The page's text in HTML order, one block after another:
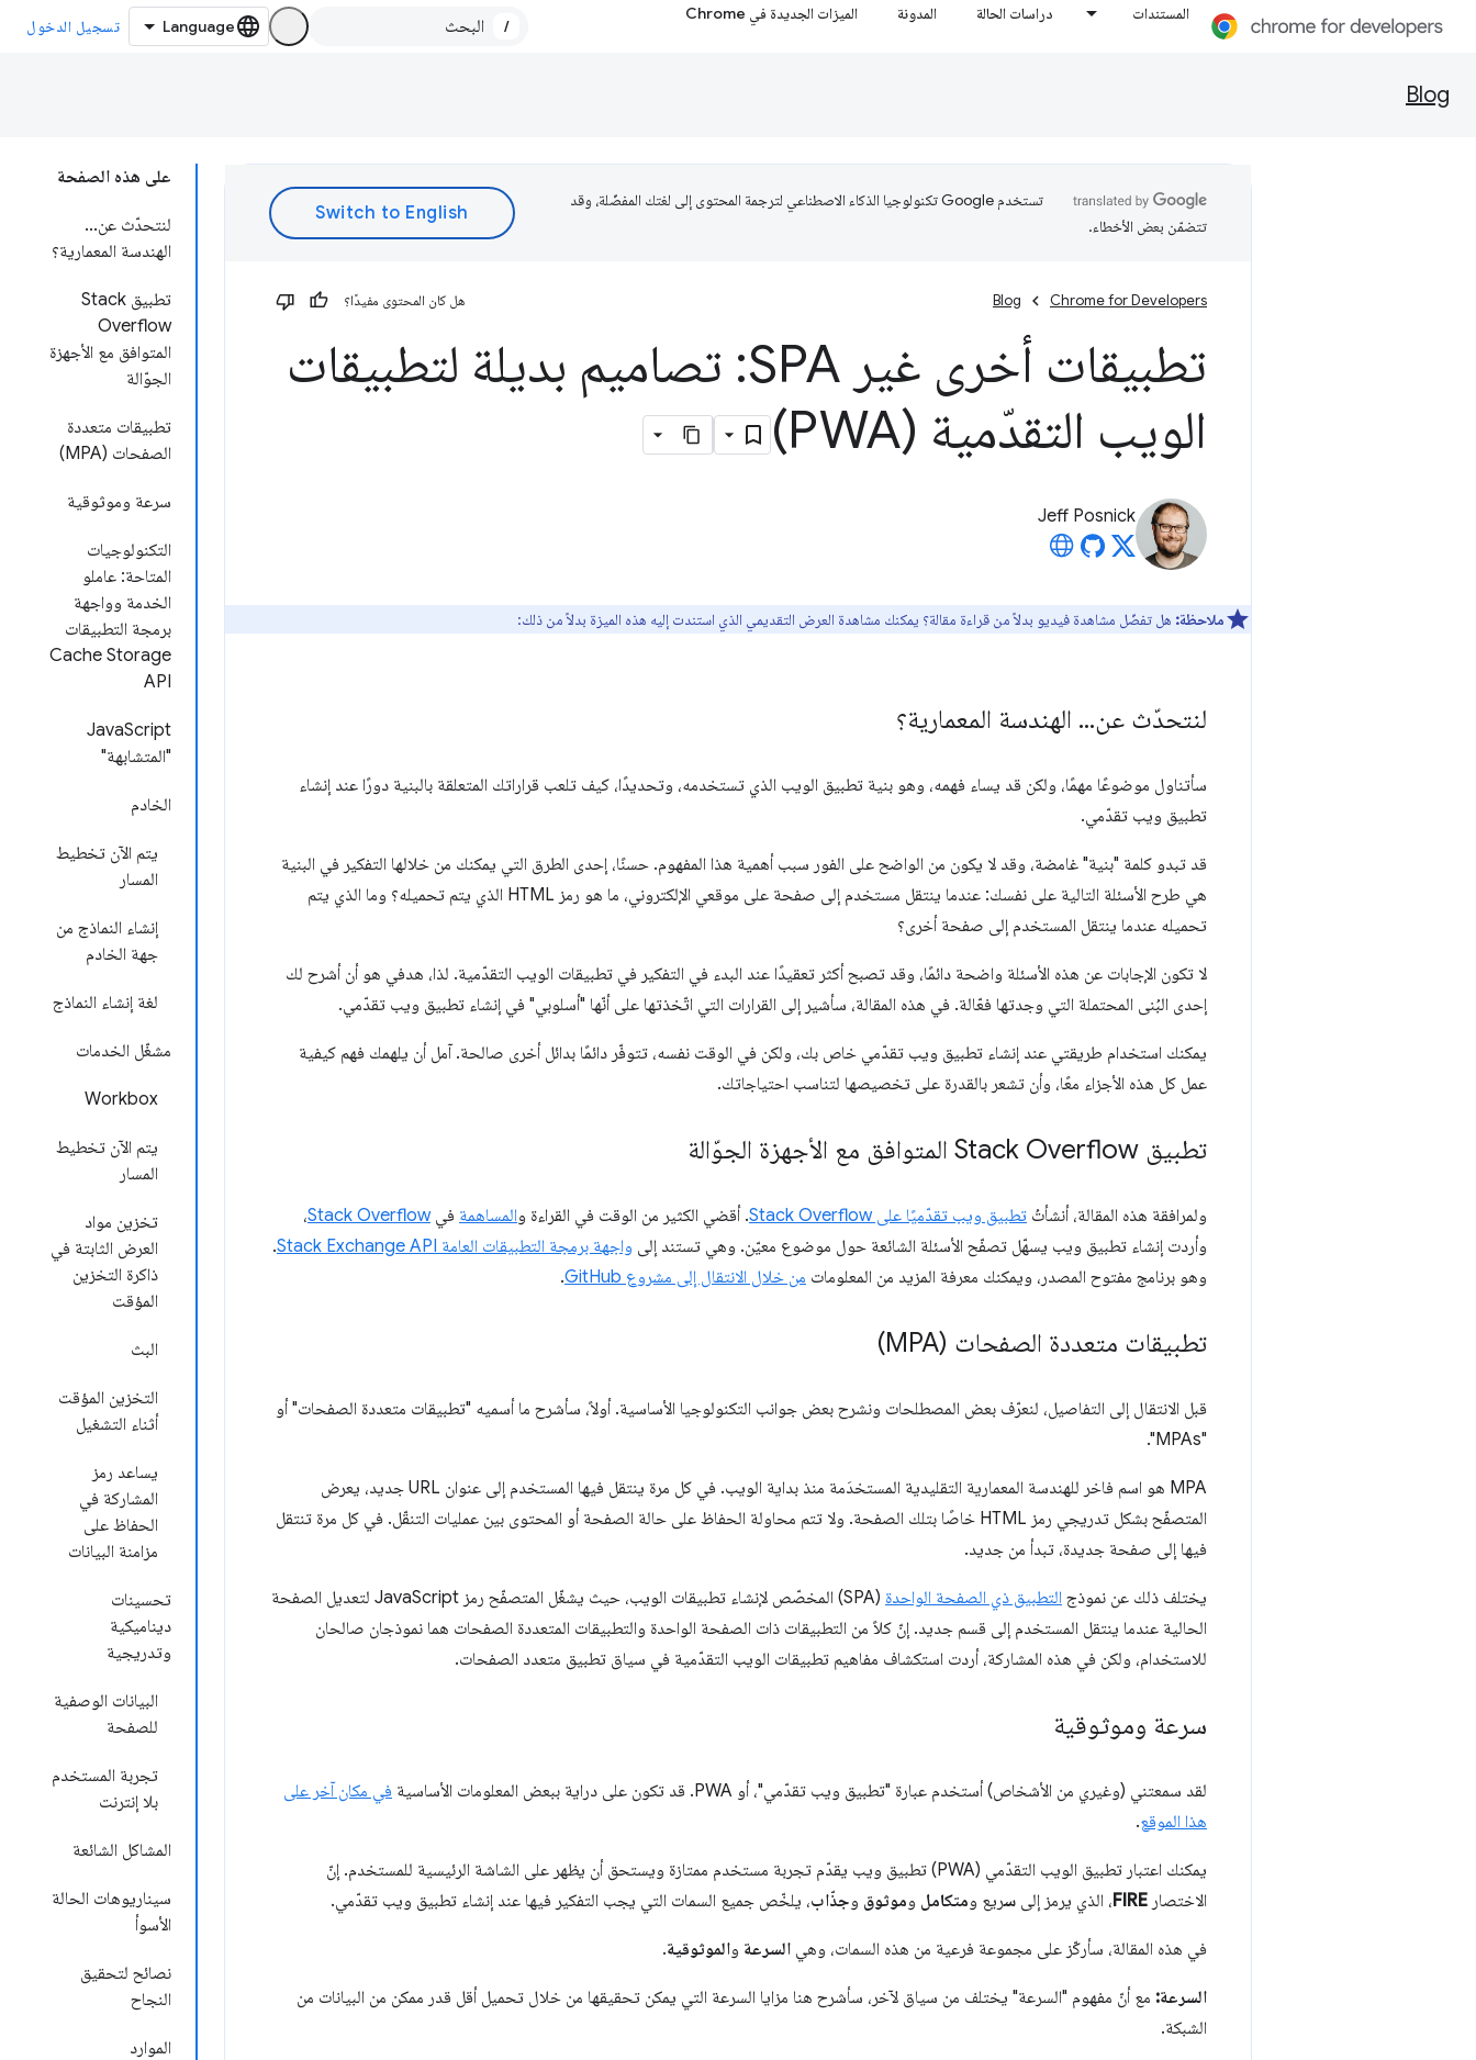
المستندات دراسات الحالة المدونة الميزات الجديدة في Chrome
/ تسجيل الدخول
Blog
على هذه الصفحة
لنتحدّث عن...
الهندسة المعمارية؟
تطبيق Stack
Overflow
المتوافق مع الأجهزة
الجوّالة
تطبيقات متعددة
الصفحات (MPA)
سرعة وموثوقية
التكنولوجيات
المتاحة: عاملو
الخدمة وواجهة
برمجة التطبيقات
Cache Storage
API
JavaScript
"المتشابهة"
الخادم
يتم الآن تخطيط
المسار
إنشاء النماذج من
جهة الخادم
لغة إنشاء النماذج
مشغّل الخدمات
Workbox
يتم الآن تخطيط
المسار
تخزين مواد
العرض الثابتة في
ذاكرة التخزين
المؤقت
البث
التخزين المؤقت
أثناء التشغيل
يساعد رمز
المشاركة في
الحفاظ على
مزامنة البيانات
تحسينات
ديناميكية
وتدريجية
البيانات الوصفية
للصفحة
تجربة المستخدم
بلا إنترنت
المشاكل الشائعة
سيناريوهات الحالة
الأسوأ
نصائح لتحقيق
النجاح
الموارد
تستخدم Google تكنولوجيا الذكاء الاصطناعي لترجمة المحتوى إلى لغتك المفضّلة، وقد
تتضمّن بعض الأخطاء.
Chrome for Developers
Blog هل كان المحتوى مفيدًا؟
تطبيقات أخرى غير SPA: تصاميم بديلة لتطبيقات
الويب التقدّمية (PWA)
Jeff Posnick
ملاحظة: هل تفضّل مشاهدة فيديو بدلاً من قراءة مقالة؟ يمكنك مشاهدة العرض التقديمي الذي استندت إليه هذه الميزة بدلاً من ذلك:
لنتحدّث عن.
.
. الهندسة المعمارية؟
سأتناول موضوعًا مهمًا، ولكن قد يساء فهمه، وهو بنية تطبيق الويب الذي تستخدمه، وتحديدًا، كيف تلعب قراراتك المتعلقة بالبنية دورًا عند إنشاء
تطبيق ويب تقدّمي.
قد تبدو كلمة "بنية" غامضة، وقد لا يكون من الواضح على الفور سبب أهمية هذا المفهوم. حسنًا، إحدى الطرق التي يمكنك من خلالها التفكير في البنية
هي طرح الأسئلة التالية على نفسك: عندما ينتقل مستخدم إلى صفحة على موقعي الإلكتروني، ما هو رمز HTML الذي يتم تحميله؟ وما الذي يتم
تحميله عندما ينتقل المستخدم إلى صفحة أخرى؟
لا تكون الإجابات عن هذه الأسئلة واضحة دائمًا، وقد تصبح أكثر تعقيدًا عند البدء في التفكير في تطبيقات الويب التقدّمية. لذا، هدفي هو أن أشرح لك
إحدى البُنى المحتملة التي وجدتها فعّالة. في هذه المقالة، سأشير إلى القرارات التي اتّخذتها على أنّها "أسلوبي" في إنشاء تطبيق ويب تقدّمي.
يمكنك استخدام طريقتي عند إنشاء تطبيق ويب تقدّمي خاص بك، ولكن في الوقت نفسه، تتوفّر دائمًا بدائل أخرى صالحة. آمل أن يلهمك فهم كيفية
عمل كل هذه الأجزاء معًا، وأن تشعر بالقدرة على تخصيصها لتناسب احتياجاتك.
تطبيق Stack Overflow المتوافق مع الأجهزة الجوّالة
ولمرافقة هذه المقالة، أنشأتُ تطبيق ويب تقدّميًا على Stack Overflow . أقضي الكثير من الوقت في القراءة والمساهمة فيStack Overflow،
وأردت إنشاء تطبيق ويب يسهّل تصفّح الأسئلة الشائعة حول موضوع معيّن. وهي تستند إلى واجهة برمجة التطبيقات العامة Stack Exchange API
.
وهو برنامج مفتوح المصدر، ويمكنك معرفة المزيد من المعلومات من خلال الانتقال إلى مشروع GitHub .
تطبيقات متعددة الصفحات (MPA)
قبل الانتقال إلى التفاصيل، لنعرّف بعض المصطلحات ونشرح بعض جوانب التكنولوجيا الأساسية. أولاً، سأشرح ما أسميه "تطبيقات متعددة الصفحات" أو
"MPAs".
MPA هو اسم فاخر للهندسة المعمارية التقليدية المستخدَمة منذ بداية الويب. في كل مرة ينتقل فيها المستخدم إلى عنوان URL جديد، يعرض
المتصفّح بشكل تدريجي رمز HTML خاصًا بتلك الصفحة. ولا تتم محاولة الحفاظ على حالة الصفحة أو المحتوى بين عمليات التنقّل. في كل مرة تنتقل
فيها إلى صفحة جديدة، تبدأ من جديد.
يختلف ذلك عن نموذج التطبيق ذي الصفحة الواحدة
(SPA) المخصّص لإنشاء تطبيقات الويب، حيث يشغّل المتصفّح رمز JavaScript لتعديل الصفحة
الحالية عندما ينتقل المستخدم إلى قسم جديد. إنّ كلاً من التطبيقات ذات الصفحة الواحدة والتطبيقات المتعددة الصفحات هما نموذجان صالحان
للاستخدام، ولكن في هذه المشاركة، أردت استكشاف مفاهيم تطبيقات الويب التقدّمية في سياق تطبيق متعدد الصفحات.
سرعة وموثوقية
لقد سمعتني (وغيري من الأشخاص) أستخدم عبارة "تطبيق ويب تقدّمي"، أو PWA. قد تكون على دراية ببعض المعلومات الأساسية
في مكان آخر على
هذا الموقع.
يمكنك اعتبار تطبيق الويب التقدّمي (PWA) تطبيق ويب يقدّم تجربة مستخدم ممتازة ويستحق أن يظهر على الشاشة الرئيسية للمستخدم. إنّ
الاختصار FIRE، الذي يرمز إلى سريع ومتكامل وموثوق وجذّاب، يلخّص جميع السمات التي يجب التفكير فيها عند إنشاء تطبيق ويب تقدّمي.
في هذه المقالة، سأركّز على مجموعة فرعية من هذه السمات، وهي السرعة والموثوقية.
السرعة: مع أنّ مفهوم "السرعة" يختلف من سياق لآخر، سأشرح هنا مزايا السرعة التي يمكن تحقيقها من خلال تحميل أقل قدر ممكن من البيانات من
الشبكة.